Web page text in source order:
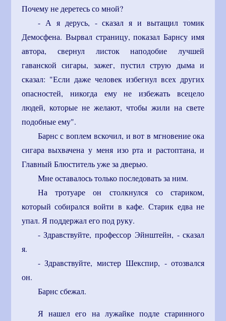
Почему не деретесь со мной?
- А я дерусь, - сказал я и вытащил томик
Демосфена. Вырвал страницу, показал Барнсу имя
автора, свернул листок наподобие лучшей
гаванской сигары, зажег, пустил струю дыма и
сказал: "Если даже человек избегнул всех других
опасностей, никогда ему не избежать всецело
людей, которые не желают, чтобы жили на свете
подобные ему".
Барнс с воплем вскочил, и вот в мгновение ока
сигара выхвачена у меня изо рта и растоптана, и
Главный Блюститель уже за дверью.
Мне оставалось только последовать за ним.
На тротуаре он столкнулся со стариком,
который собирался войти в кафе. Старик едва не
упал. Я поддержал его под руку.
- Здравствуйте, профессор Эйнштейн, - сказал
я.
- Здравствуйте, мистер Шекспир, - отозвался
он.
Барнс сбежал.
Я нашел его на лужайке подле старинного